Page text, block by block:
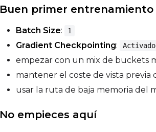
Buen primer entrenamiento
Batch Size: 1
Gradient Checkpointing: Activado
empezar con un mix de buckets
mantener el coste de vista previa
usar la ruta de baja memoria del
No empieces aquí